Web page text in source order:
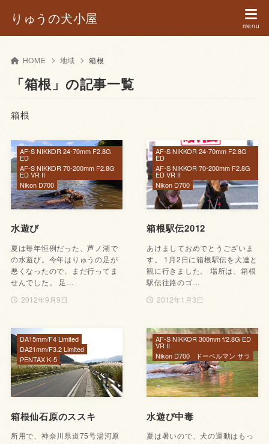
りゅうの犬小屋
HOME 地域 箱根
「箱根」の記事一覧
箱根
水遊び
夏は毎年恒例だった、芦ノ湖で
の水遊び。今年はりゅうの足が
悪くなったので、まだ行ってま
せんでした。 足…
2012年9月9日
AF-S NIKKOR 24-70mm F2.8G
ED
AF-S NIKKOR 70-200mm F2.8G
ED VR II
Nikon D700
箱根駅伝2012
あけましておめでとうございま
す。 1月2日に箱根駅伝を犬達と
観に行きました。 場所は、箱根
駅伝往路のゴ…
2012年1月3日
AF-S NIKKOR 24-70mm F2.8G
ED
AF-S NIKKOR 70-200mm F2.8G
ED VR II
Nikon D700
箱根仙石原のススキ
所用で、神奈川県道75号湯河原
DA15mm/F4 Limited
DA21mm/F3.2 Limited
PENTAX K-5
水遊び中毒
夏は暑いので、犬の運動はもっ
AF-S NIKKOR 300mm f/2.8G ED
VR II
Nikon D700
ドーベルマン サラ